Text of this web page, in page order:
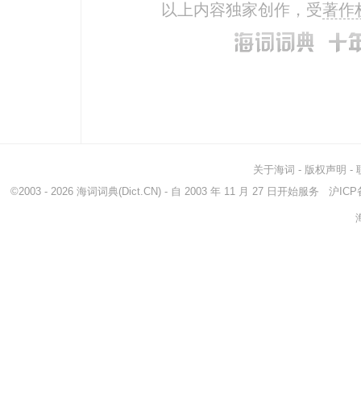
以上内容独家创作，受著作
关于海词 - 版权声明 -
©2003 - 2026 海词词典(Dict.CN) - 自 2003 年 11 月 27 日开始服务 沪ICP